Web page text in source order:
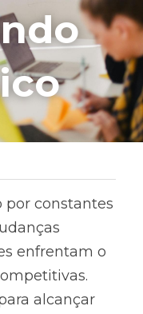
por constantes
enfrentam o
alcançar